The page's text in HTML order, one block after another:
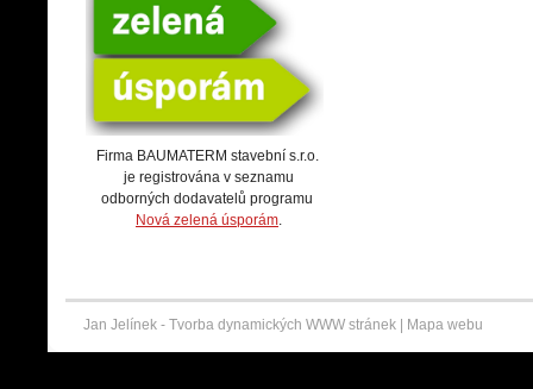
Firma BAUMATERM stavební s.r.o.
je registrována v seznamu
odborných dodavatelů programu
Nová zelená úsporám.
Jan Jelínek - Tvorba dynamických WWW stránek Mapa webu